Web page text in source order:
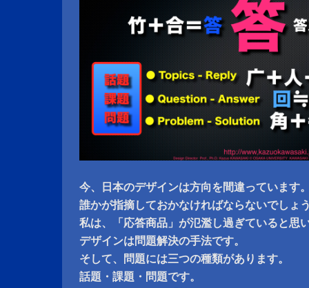
今、日本のデザインは方向を間違っています
誰かが指摘しておかなければならないでしょ
私は、「応答商品」が氾濫し過ぎていると思
デザインは問題解決の手法です。
そして、問題には三つの種類があります。
話題・課題・問題です。